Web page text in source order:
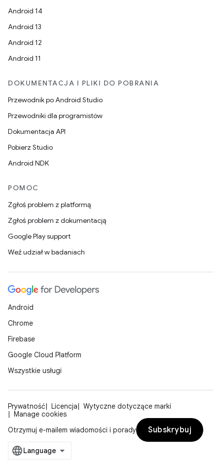
Android 14
Android 13
Android 12
Android 11
DOKUMENTACJA I PLIKI DO POBRANIA
Przewodnik po Android Studio
Przewodniki dla programistów
Dokumentacja API
Pobierz Studio
Android NDK
POMOC
Zgłoś problem z platformą
Zgłoś problem z dokumentacją
Google Play support
Weź udział w badaniach
Android
Chrome
Firebase
Google Cloud Platform
Wszystkie usługi
Prywatność Licencja
Wytyczne dotyczące marki
Manage cookies
Otrzymuj e-mailem wiadomości i porady
Subskrybuj